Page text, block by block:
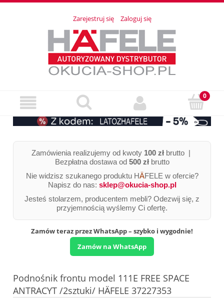
Zarejestruj się Zaloguj się
Zamówienia realizujemy od kwoty 100 zł brutto |
Bezpłatna dostawa od 500 złbrutto
Nie widzisz szukanego produktu HÄFELE w ofercie?
Napisz do nas: sklep@okucia-shop.pl
Jesteś stolarzem, producentem mebli? Odezwij się, z
przyjemnością wyślemy Ci ofertę.
Zamów teraz przez WhatsApp – szybko i wygodnie!
Zamów na WhatsApp
Podnośnik frontu model 111E FREE SPACE
ANTRACYT /2sztuki/ HÄFELE 37227353